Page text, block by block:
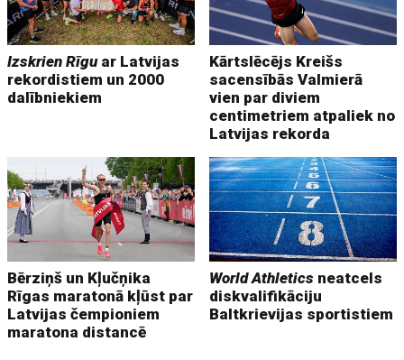
Izskrien Rīguar Latvijas
rekordistiem un 2000
dalībniekiem
Kārtslēcējs Kreišs
sacensībās Valmierā
vien par diviem
centimetriem atpaliek no
Latvijas rekorda
Bērziņš un Kļučņika
Rīgas maratonā kļūst par
Latvijas čempioniem
maratona distancē
World Athletics neatcels
diskvalifikāciju
Baltkrievijas sportistiem